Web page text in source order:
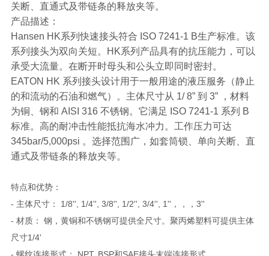
关断、直通式及带链条的释放夹等。
产品描述：
Hansen HK系列快速接头符合 ISO 7241-1 B生产标准。该
系列接头为双向关短。HK系列产品具有的抗压能力，可以
承受大流量。在断开时母头和公头立即同时密封。
EATON HK 系列接头设计用于一般用途的液压服务（静止
的和流动的石油和燃气）。主体尺寸从 1/ 8” 到 3” ，材料
为铜、钢和 AISI 316 不锈钢。它满足 ISO 7241-1 系列 B
标准。高的耐冲击性能抵抗海水冲力。工作压力可达
345bar/5,000psi 。选择范围广，如套筒锁、单向关断、直
通式及带链条的释放夹等。
特点和优势：
- 主体尺寸： 1/8'', 1/4'', 3/8'', 1/2'', 3/4'', 1''，，，3''
- 材质： 钢，黄铜和不锈钢可提供全尺寸。聚丙烯塑料可提供主体
尺寸1/4'
- 螺纹连接形式： NPT, BSP和SAE接头末端连接形式